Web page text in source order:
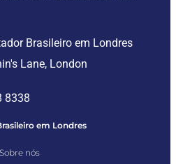
Brasileiro em Londres
Lane, London
8338
em Londres
Sobre nós